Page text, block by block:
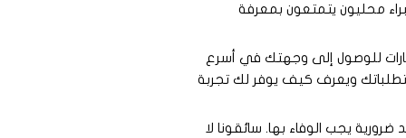
محليون يتمتعون بمعرفة
للوصول إلى وجهتك في أسرع
ويعرف كيف يوفر لك تجربة
يجب الوفاء بها. سائقونا لا